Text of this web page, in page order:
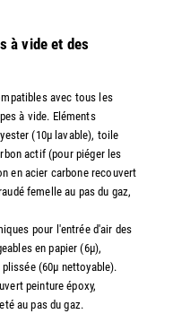
à vide et des
avec tous les
à vide. Eléments
(10µ lavable), toile
actif (pour piéger les
en acier carbone recouvert
femelle au pas du gaz,
pour l'entrée d'air des
en papier (6µ),
(60µ nettoyable).
peinture époxy,
au pas du gaz.